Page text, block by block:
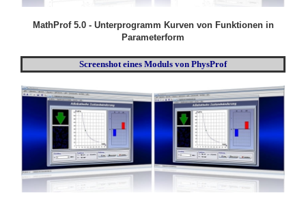
MathProf 5.0 - Unterprogramm Kurven von Funktionen in
Parameterform
Screenshot eines Moduls von PhysProf